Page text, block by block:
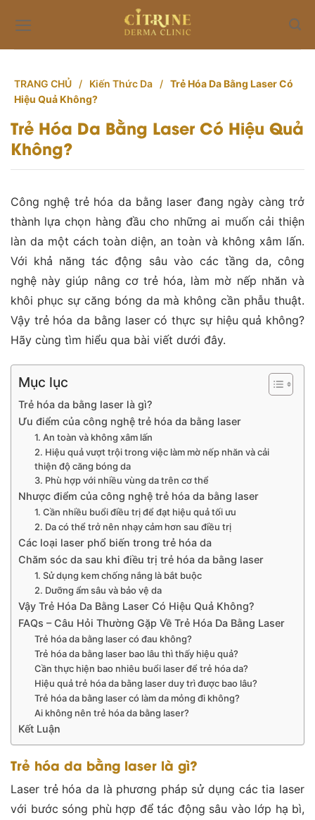
content
TRANG CHỦ / Kiến Thức Da / Trẻ Hóa Da Bằng Laser Có
Hiệu Quả Không?
Trẻ Hóa Da Bằng Laser Có Hiệu Quả
Không?
Công nghệ trẻ hóa da bằng laser đang ngày càng trở
thành lựa chọn hàng đầu cho những ai muốn cải thiện
làn da một cách toàn diện, an toàn và không xâm lấn.
Với khả năng tác động sâu vào các tầng da, công
nghệ này giúp nâng cơ trẻ hóa, làm mờ nếp nhăn và
khôi phục sự căng bóng da mà không cần phẫu thuật.
Vậy trẻ hóa da bằng laser có thực sự hiệu quả không?
Hãy cùng tìm hiểu qua bài viết dưới đây.
Mục lục
Trẻ hóa da bằng laser là gì?
Ưu điểm của công nghệ trẻ hóa da bằng laser
1. An toàn và không xâm lấn
2. Hiệu quả vượt trội trong việc làm mờ nếp nhăn và cải
thiện độ căng bóng da
3. Phù hợp với nhiều vùng da trên cơ thể
Nhược điểm của công nghệ trẻ hóa da bằng laser
1. Cần nhiều buổi điều trị để đạt hiệu quả tối ưu
2. Da có thể trở nên nhạy cảm hơn sau điều trị
Các loại laser phổ biến trong trẻ hóa da
Chăm sóc da sau khi điều trị trẻ hóa da bằng laser
1. Sử dụng kem chống nắng là bắt buộc
2. Dưỡng ẩm sâu và bảo vệ da
Vậy Trẻ Hóa Da Bằng Laser Có Hiệu Quả Không?
FAQs – Câu Hỏi Thường Gặp Về Trẻ Hóa Da Bằng Laser
Trẻ hóa da bằng laser có đau không?
Trẻ hóa da bằng laser bao lâu thì thấy hiệu quả?
Cần thực hiện bao nhiêu buổi laser để trẻ hóa da?
Hiệu quả trẻ hóa da bằng laser duy trì được bao lâu?
Trẻ hóa da bằng laser có làm da mỏng đi không?
Ai không nên trẻ hóa da bằng laser?
Kết Luận
Trẻ hóa da bằng laser là gì?
Laser trẻ hóa da là phương pháp sử dụng các tia laser
với bước sóng phù hợp để tác động sâu vào lớp hạ bì,